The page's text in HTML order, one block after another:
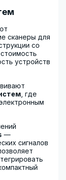
сканеры для
со
устройств
, где
—
сигналов